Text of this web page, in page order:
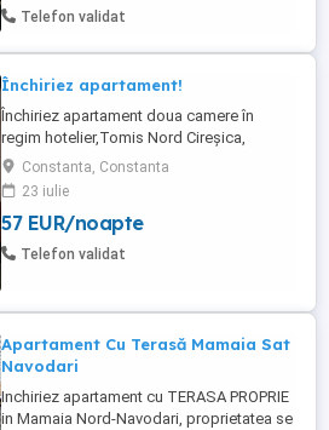
de loc de parcare privat la subteran, 2 tv, 2
Telefon validat
Închiriez apartament!
Închiriez apartament doua camere în
regim hotelier,Tomis Nord Cireșica,
aproape de parcul Tăbăcăriei și la 10min
de stațiunea Mamaia
Constanta, Constanta
23 iulie
57 EUR/noapte
Telefon validat
Apartament Cu Terasă Mamaia Sat
Navodari
Inchiriez apartament cu TERASA PROPRIE
in Mamaia Nord-Navodari, proprietatea se